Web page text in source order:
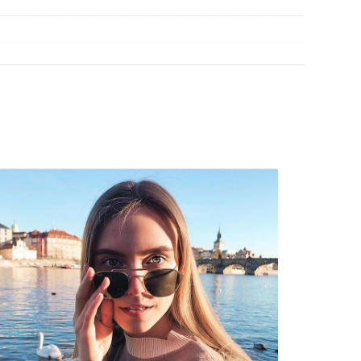
θήκη αντί για πανί.